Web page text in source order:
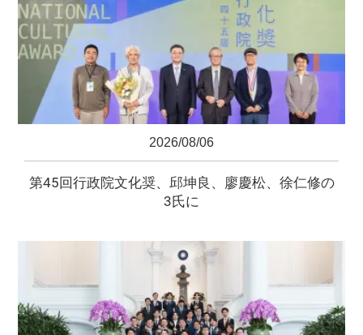
2026/08/06
第45回行政院文化奨、邱坤良、廖慶松、徐仁修の
3氏に